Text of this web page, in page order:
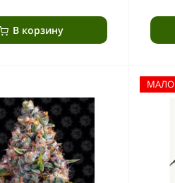
В корзину
МАЛО